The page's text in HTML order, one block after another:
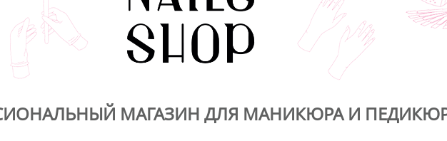
МАГАЗИН ДЛЯ МАНИКЮРА И